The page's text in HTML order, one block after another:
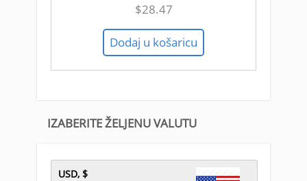
$28.47
Dodaj u košaricu
IZABERITE ŽELJENU VALUTU
USD, $